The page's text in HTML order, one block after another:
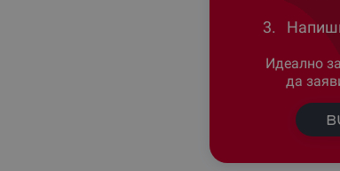
3.
Идеално
да